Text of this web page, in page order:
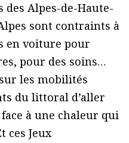
Alpes-de-Haute-
sont contraints à
en voiture pour
pour des soins…
les mobilités
du littoral d’aller
à une chaleur qui
ces Jeux